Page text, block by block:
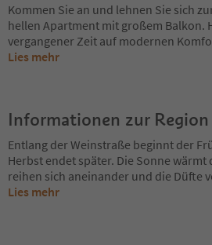
Kommen Sie an und lehnen Sie sich
hellen Apartment mit großem Balkon.
vergangener Zeit auf modernen
Lies mehr
Informationen zur Region
Entlang der Weinstraße beginnt der
Herbst endet später. Die Sonne wärmt
reihen sich aneinander und die Düfte
Lies mehr